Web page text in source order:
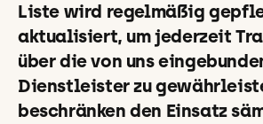
Liste wird regelmäßig
aktualisiert, um jederzeit
über die von uns
Dienstleister zu
beschränken den Einsatz